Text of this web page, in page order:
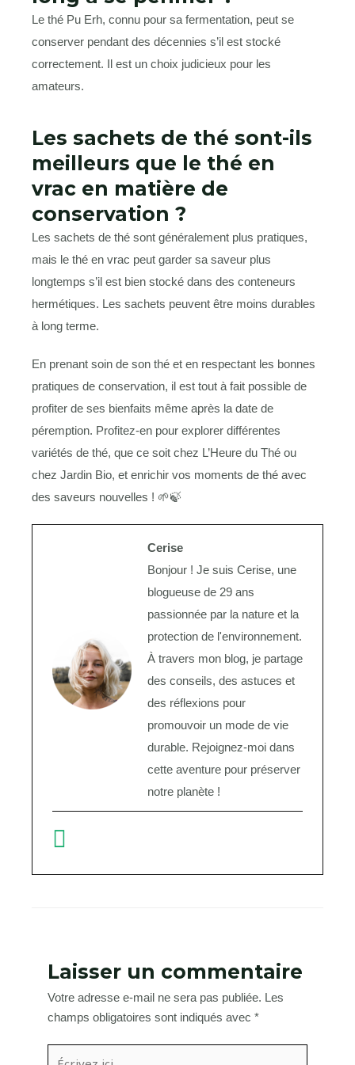
Le thé Pu Erh, connu pour sa fermentation, peut se
conserver pendant des décennies s’il est stocké
correctement. Il est un choix judicieux pour les
amateurs.
Les sachets de thé sont-ils
meilleurs que le thé en
vrac en matière de
conservation ?
Les sachets de thé sont généralement plus pratiques,
mais le thé en vrac peut garder sa saveur plus
longtemps s’il est bien stocké dans des conteneurs
hermétiques. Les sachets peuvent être moins durables
à long terme.
En prenant soin de son thé et en respectant les bonnes
pratiques de conservation, il est tout à fait possible de
profiter de ses bienfaits même après la date de
péremption. Profitez-en pour explorer différentes
variétés de thé, que ce soit chez L’Heure du Thé ou
chez Jardin Bio, et enrichir vos moments de thé avec
des saveurs nouvelles ! 🌱🍃
Cerise
Bonjour ! Je suis Cerise, une
blogueuse de 29 ans
passionnée par la nature et la
protection de l'environnement.
À travers mon blog, je partage
des conseils, des astuces et
des réflexions pour
promouvoir un mode de vie
durable. Rejoignez-moi dans
cette aventure pour préserver
notre planète !
Laisser un commentaire
Votre adresse e-mail ne sera pas publiée. Les
champs obligatoires sont indiqués avec *